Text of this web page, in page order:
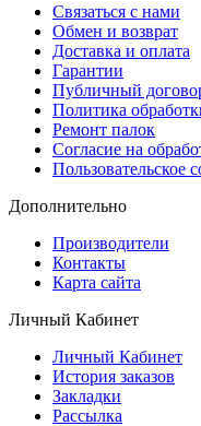
Связаться с нами
Обмен и возврат
Доставка и оплата
Гарантии
Публичный
Политика
Ремонт палок
Согласие на
Пользовательское
Дополнительно
Производители
Контакты
Карта сайта
Личный Кабинет
Личный Кабинет
История заказов
Закладки
Рассылка